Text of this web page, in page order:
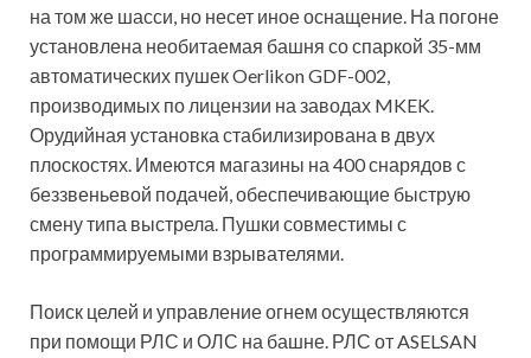
на том же шасси, но несет иное оснащение. На погоне
установлена необитаемая башня со спаркой 35-мм
автоматических пушек Oerlikon GDF-002,
производимых по лицензии на заводах MKEK.
Орудийная установка стабилизирована в двух
плоскостях. Имеются магазины на 400 снарядов с
беззвеньевой подачей, обеспечивающие быструю
смену типа выстрела. Пушки совместимы с
программируемыми взрывателями.
Поиск целей и управление огнем осуществляются
при помощи РЛС и ОЛС на башне. РЛС от ASELSAN